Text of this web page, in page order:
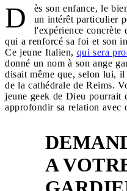
D
ès son enfance, le
un intérêt particulier
l'expérience concrète
qui a renforcé sa foi et son
Ce jeune Italien, qui sera
donné un nom à son ange
disait même que, selon lui,
de la cathédrale de Reims.
jeune geek de Dieu pourrait
approfondir sa relation avec
A